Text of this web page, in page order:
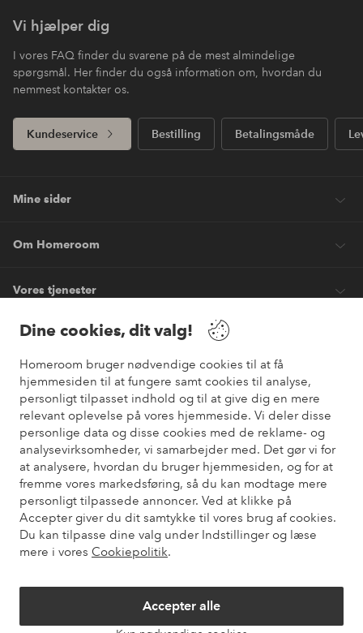
Dine cookies, dit valg!
Homeroom bruger nødvendige cookies til at få
hjemmesiden til at fungere samt cookies til analyse,
personligt tilpasset indhold og til at give dig en mere
relevant oplevelse på vores hjemmeside. Vi deler disse
personlige data og disse cookies med de reklame- og
analysevirksomheder, vi samarbejder med. Det gør vi for
at analysere, hvordan du bruger hjemmesiden, og for at
fremme vores markedsføring, så du kan modtage mere
personligt tilpassede annoncer. Ved at klikke på
Accepter giver du dit samtykke til vores brug af cookies.
Du kan tilpasse dine valg under Indstillinger og læse
mere i vores Cookiepolitik.
Accepter alle
Vi hjælper dig
I vores FAQ finder du svarene på de mest almindelige
spørgsmål. Her finder du også information om, hvordan du
nemmest kontakter os.
Kundeservice Bestilling Betalingsmåde
Mine sider
Om Homeroom
Vores tjenester
Vilkår
Venner
Sikre betalinger
Vil du vide mere om vores betalingsmuligheder ?
elpy